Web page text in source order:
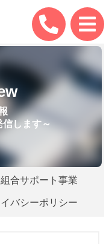
します～
組合サポート事業
バシーポリシー